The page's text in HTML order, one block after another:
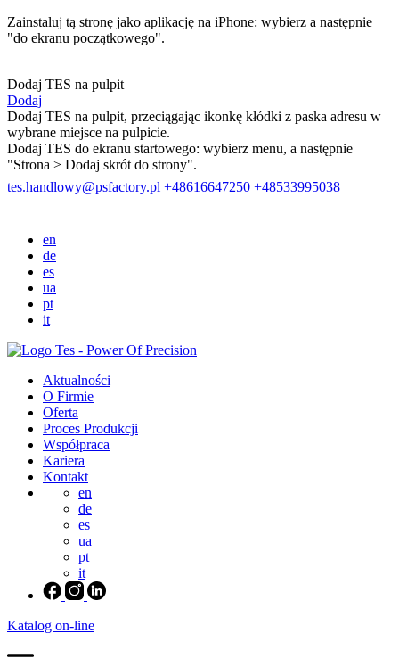
Zainstaluj tą stronę jako aplikację na iPhone: wybierz a następnie
"do ekranu początkowego".
Dodaj TES na pulpit
Dodaj
Dodaj TES na pulpit, przeciągając ikonkę kłódki z paska adresu w
wybrane miejsce na pulpicie.
Dodaj TES do ekranu startowego: wybierz menu, a następnie
"Strona > Dodaj skrót do strony".
tes.handlowy@psfactory.pl +48616647250 +48533995038
en
de
es
ua
pt
it
Aktualności
O Firmie
Oferta
Proces Produkcji
Współpraca
Kariera
Kontakt
en
de
es
ua
pt
it
Katalog on-line